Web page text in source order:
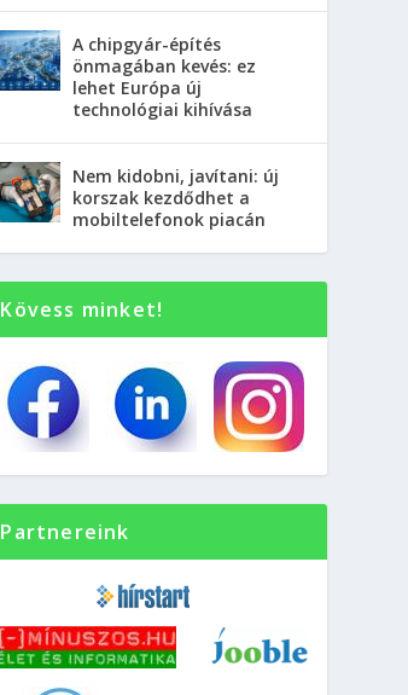
A chipgyár-építés
önmagában kevés: ez
lehet Európa új
technológiai kihívása
Nem kidobni, javítani: új
korszak kezdődhet a
mobiltelefonok piacán
Kövess minket!
Partnereink